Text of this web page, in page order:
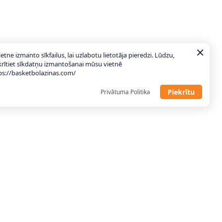
izmanto sīkfailus, lai uzlabotu lietotāja pieredzi. Lūdzu,
sīkdatņu izmantošanai mūsu vietnē
basketbolazinas.com/
Privātuma Politika Piekrītu